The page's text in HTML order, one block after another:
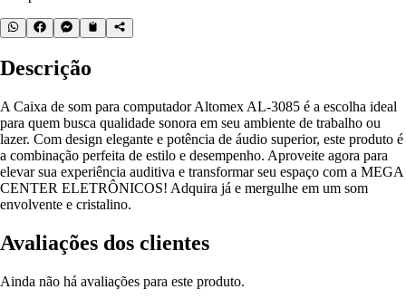
Descrição
A Caixa de som para computador Altomex AL-3085 é a escolha ideal
para quem busca qualidade sonora em seu ambiente de trabalho ou
lazer. Com design elegante e potência de áudio superior, este produto é
a combinação perfeita de estilo e desempenho. Aproveite agora para
elevar sua experiência auditiva e transformar seu espaço com a MEGA
CENTER ELETRÔNICOS! Adquira já e mergulhe em um som
envolvente e cristalino.
Avaliações dos clientes
Ainda não há avaliações para este produto.